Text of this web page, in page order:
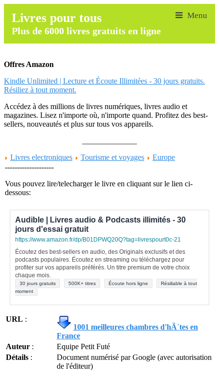
Livres pour tous
Plus de 6000 livres gratuits en ligne
Offres Amazon
Kindle Unlimited | Lecture et Écoute Illimitées - 30 jours gratuits.
Résiliez à tout moment.
Accédez à des millions de livres numériques, livres audio et
magazines. Lisez n'importe où, n'importe quand. Profitez des best-
sellers, nouveautés et plus sur tous vos appareils.
Livres electroniques
Tourisme et voyages
Europe
--------------------
Vous pouvez lire/telecharger le livre en cliquant sur le lien ci-
dessous:
Audible | Livres audio & Podcasts illimités - 30
jours d'essai gratuit
https://www.amazon.fr/dp/B01DPWQ20Q?tag=livrespourt0c-21
Écoutez des best-sellers en audio, des Originals exclusifs et des
podcasts populaires. Écoutez en streaming ou téléchargez pour
profiter sur vos appareils préférés. Un titre premium de votre choix
chaque mois.
30 jours gratuits 500K+ titres Écoute hors ligne
Résiliable à tout
moment
URL :
1001 meilleures chambres d'hÃ´tes en
France
Auteur :
Equipe Petit Futé
Détails :
Document numérisé par Google (avec autorisation
de l'éditeur)